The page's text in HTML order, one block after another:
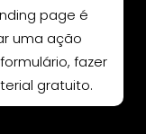
page é
uma ação
fazer
gratuito.